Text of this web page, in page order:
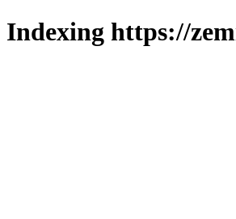
Indexing https://